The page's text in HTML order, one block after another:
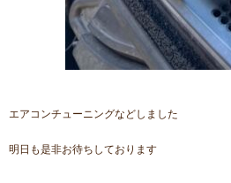
エアコンチューニングなどしました
明日も是非お待ちしております